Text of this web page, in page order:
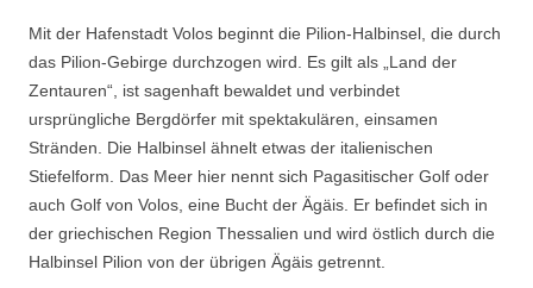
Mit der Hafenstadt Volos beginnt die Pilion-Halbinsel, die durch
das Pilion-Gebirge durchzogen wird. Es gilt als „Land der
Zentauren“, ist sagenhaft bewaldet und verbindet
ursprüngliche Bergdörfer mit spektakulären, einsamen
Stränden. Die Halbinsel ähnelt etwas der italienischen
Stiefelform. Das Meer hier nennt sich Pagasitischer Golf oder
auch Golf von Volos, eine Bucht der Ägäis. Er befindet sich in
der griechischen Region Thessalien und wird östlich durch die
Halbinsel Pilion von der übrigen Ägäis getrennt.